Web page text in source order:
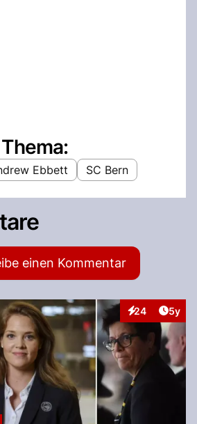
Ebbett SC Bern
einen Kommentar
24
Interaktionen
5y